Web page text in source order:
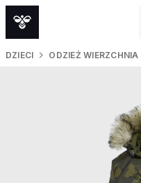
DZIECI ODZIEŻ WIERZCHNIA